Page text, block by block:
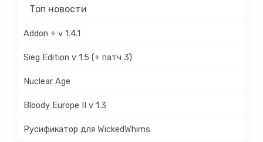
Топ новости
Addon + v 1.4.1
Sieg Edition v 1.5 (+ патч 3)
Nuclear Age
Bloody Europe II v 1.3
Русификатор для WickedWhims